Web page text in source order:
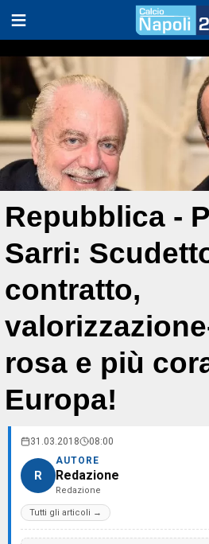
Repubblica -
Sarri:
contratto,
rosa e più
Europa!
31.03.2018 08:00
R
AUTORE
Redazione
Redazione
Tutti gli articoli →